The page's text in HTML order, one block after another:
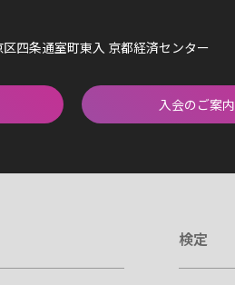
四条通室町東入 京都経済センター
入会のご案内
検定